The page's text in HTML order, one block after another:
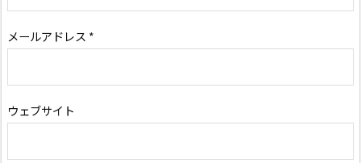
メールアドレス *
ウェブサイト